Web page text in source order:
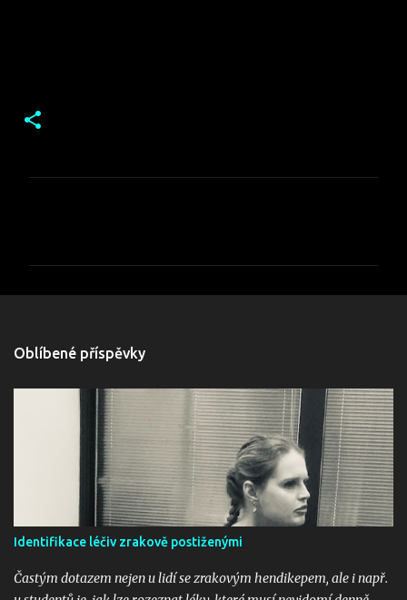
o
m
e
e
Oblíbené příspěvky
Identifikace léčiv zrakově postiženými
Častým dotazem nejen u lidí se zrakovým hendikepem, ale i např.